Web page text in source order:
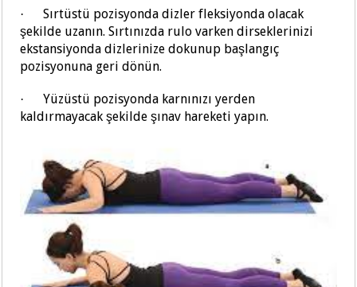
·
Sırtüstü pozisyonda dizler fleksiyonda olacak
şekilde uzanın. Sırtınızda rulo varken dirseklerinizi
ekstansiyonda dizlerinize dokunup başlangıç
pozisyonuna geri dönün.
·
Yüzüstü pozisyonda karnınızı yerden
kaldırmayacak şekilde şınav hareketi yapın.